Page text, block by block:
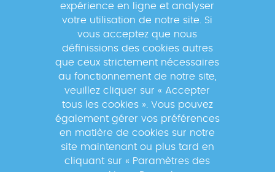
Inscrivez-vous à la newsletter pour
suivre les actualités du réseau GABRIEL
En s'inscrivant à la newsletter, vos données seront
traitées par la Fondation Mérieux pour vous envoyer des
informations sur nos activités et vous informer des
événements à venir. Pour plus d'informations, veuillez
expérience en ligne et analyser
votre utilisation de notre site. Si
vous acceptez que nous
définissions des cookies autres
que ceux strictement nécessaires
au fonctionnement de notre site,
veuillez cliquer sur « Accepter
tous les cookies ». Vous pouvez
également gérer vos préférences
en matière de cookies sur notre
site maintenant ou plus tard en
cliquant sur « Paramètres des